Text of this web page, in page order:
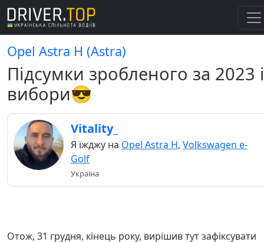
Opel Astra H (Astra)
Підсумки зробленого за 2023 і
вибори😎
Vitality_
Я їжджу на Opel Astra H, Volkswagen e-
Golf
Україна
Отож, 31 грудня, кінець року, вирішив тут зафіксувати